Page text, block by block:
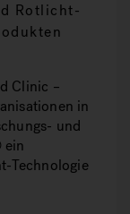
Rotlicht-
Clinic –
in
und
ein
Technologie